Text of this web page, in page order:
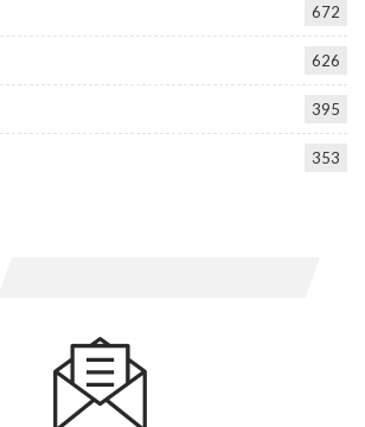
672
626
395
353